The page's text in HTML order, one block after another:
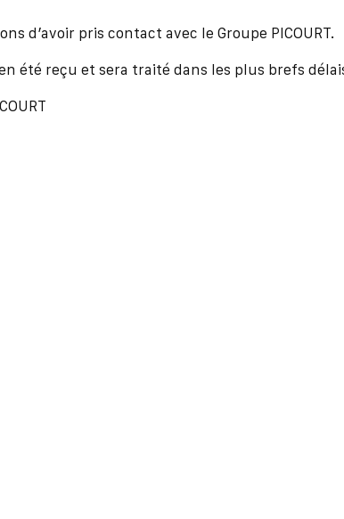
d’avoir pris contact avec le Groupe PICOURT.
été reçu et sera traité dans les plus brefs